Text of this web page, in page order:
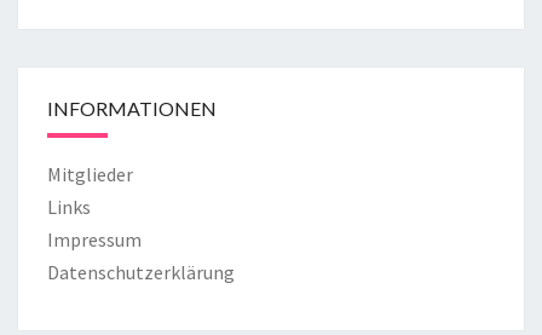
INFORMATIONEN
Mitglieder
Links
Impressum
Datenschutzerklärung